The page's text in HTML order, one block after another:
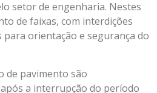
setor de engenharia. Nestes
de faixas, com interdições
para orientação e segurança do
de pavimento são
a interrupção do período